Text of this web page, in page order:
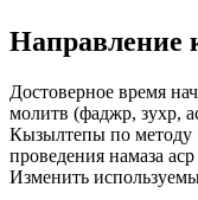
Достоверное время
молитв (фаджр, зухр,
Кызылтепы по методу
проведения намаза
Изменить